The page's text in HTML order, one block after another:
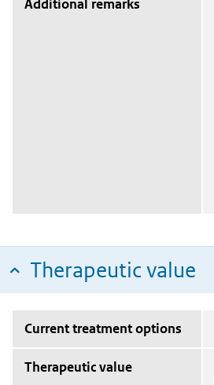
Additional remarks
Therapeutic value
Current treatment options
Therapeutic value